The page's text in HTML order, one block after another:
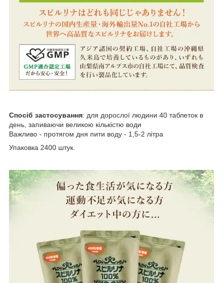
Спосіб застосування: для дорослої людини 40 таблеток в
день, запиваючи великою кількістю води
Важливо - протягом дня пити воду - 1,5-2 літра
Упаковка 2400 штук.